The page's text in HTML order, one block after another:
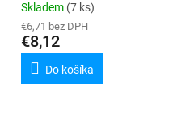
Skladem (7 ks)
€6,71 bez DPH
€8,12
Do košíka